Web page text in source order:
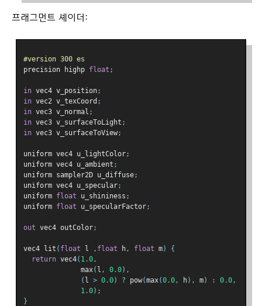
프래그먼트 셰이더:
#version 300 es
precision highp float ;
in vec4 v_position;
in vec2 v_texCoord ;
in vec3 v_normal ;
in vec3 v_surfaceToLight ;
in vec3 v_surfaceToView;
uniform vec4 u_lightColor;
uniform vec4 u_ambient ;
uniform sampler2D u_diffuse;
uniform vec4 u_specular;
uniform float u_shininess ;
uniform float u_specularFactor;
out vec4 outColor;
vec4 lit ( float l , float h, float m)
{
return vec4( 1.0,
              max
( l , 0.0),
( l > 0.0) ? pow(max(0.0, h), m) : 0.0,
1.0);
}